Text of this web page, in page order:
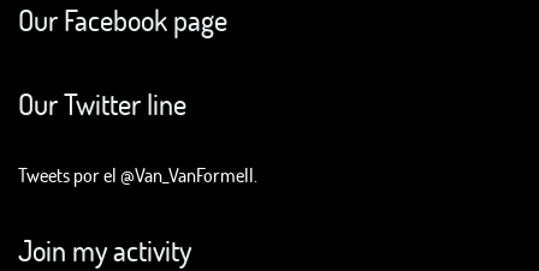
Our Facebook page
Our Twitter line
Tweets por el @Van_VanFormell.
Join my activity